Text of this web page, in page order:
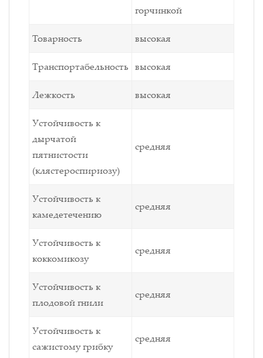
горчинкой
Товарность высокая
Транспортабельность высокая
Лежкость высокая
Устойчивость к
дырчатой
пятнистости
(клястероспириозу)
средняя
Устойчивость к
камедетечению
средняя
Устойчивость к
коккомикозу
средняя
Устойчивость к
плодовой гнили
средняя
Устойчивость к
сажистому грибку
средняя